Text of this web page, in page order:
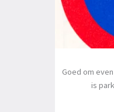
Goed om
is